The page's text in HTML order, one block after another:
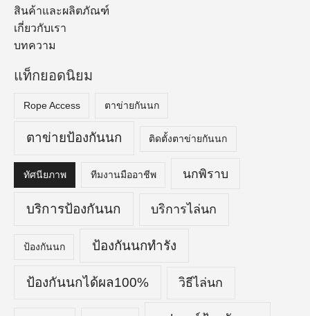
สินค้าและผลิตภัณฑ์
เกี่ยวกับเรา
บทความ
แท็กยอดนิยม
Rope Access ตาข่ายกันนก
ตาข่ายป้องกันนก ติดตั้งตาข่ายกันนก
ทัศนียภาพ ทีมงานมืออาชีพ นกพิราบ
บริการป้องกันนก บริการไล่นก
ป้องกันนก ป้องกันนกทำรัง
ป้องกันนกได้ผล100% วิธีไล่นก